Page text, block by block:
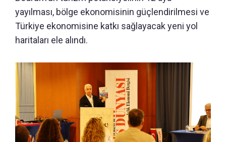
yayılması, bölge ekonomisinin güçlendirilmesi ve
Türkiye ekonomisine katkı sağlayacak yeni yol
haritaları ele alındı.